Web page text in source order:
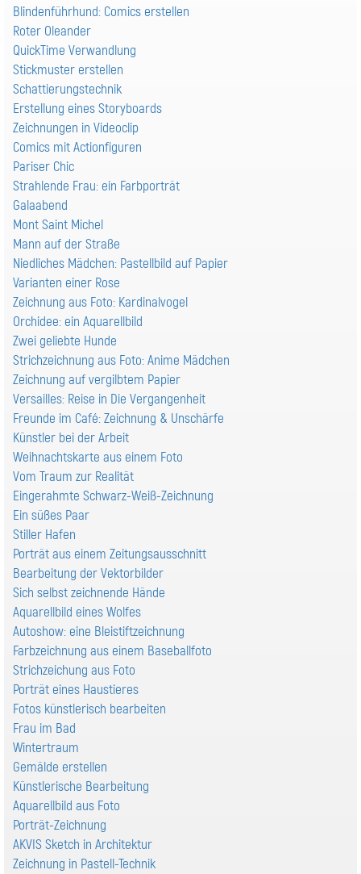
Blindenführhund: Comics erstellen
Roter Oleander
QuickTime Verwandlung
Stickmuster erstellen
Schattierungstechnik
Erstellung eines Storyboards
Zeichnungen in Videoclip
Comics mit Actionfiguren
Pariser Chic
Strahlende Frau: ein Farbporträt
Galaabend
Mont Saint Michel
Mann auf der Straße
Niedliches Mädchen: Pastellbild auf Papier
Varianten einer Rose
Zeichnung aus Foto: Kardinalvogel
Orchidee: ein Aquarellbild
Zwei geliebte Hunde
Strichzeichnung aus Foto: Anime Mädchen
Zeichnung auf vergilbtem Papier
Versailles: Reise in Die Vergangenheit
Freunde im Café: Zeichnung & Unschärfe
Künstler bei der Arbeit
Weihnachtskarte aus einem Foto
Vom Traum zur Realität
Eingerahmte Schwarz-Weiß-Zeichnung
Ein süßes Paar
Stiller Hafen
Porträt aus einem Zeitungsausschnitt
Bearbeitung der Vektorbilder
Sich selbst zeichnende Hände
Aquarellbild eines Wolfes
Autoshow: eine Bleistiftzeichnung
Farbzeichnung aus einem Baseballfoto
Strichzeichung aus Foto
Porträt eines Haustieres
Fotos künstlerisch bearbeiten
Frau im Bad
Wintertraum
Gemälde erstellen
Künstlerische Bearbeitung
Aquarellbild aus Foto
Porträt-Zeichnung
AKVIS Sketch in Architektur
Zeichnung in Pastell-Technik